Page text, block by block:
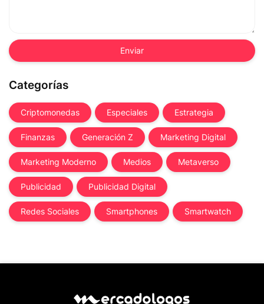
Categorías
Criptomonedas Especiales Estrategia
Finanzas Generación Z Marketing Digital
Marketing Moderno Medios Metaverso
Publicidad Publicidad Digital
Redes Sociales Smartphones Smartwatch